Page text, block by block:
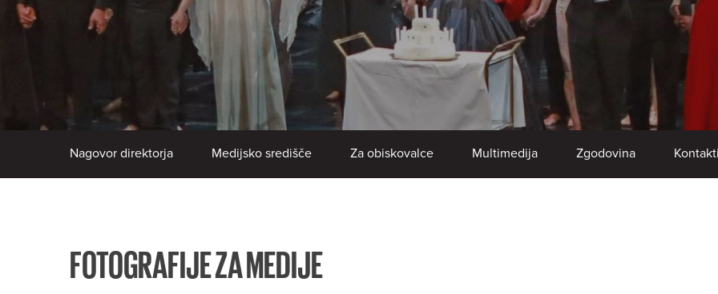
Nagovor direktorja Medijsko središče Za obiskovalce Multimedija Zgodovina
FOTOGRAFIJE ZA MEDIJE